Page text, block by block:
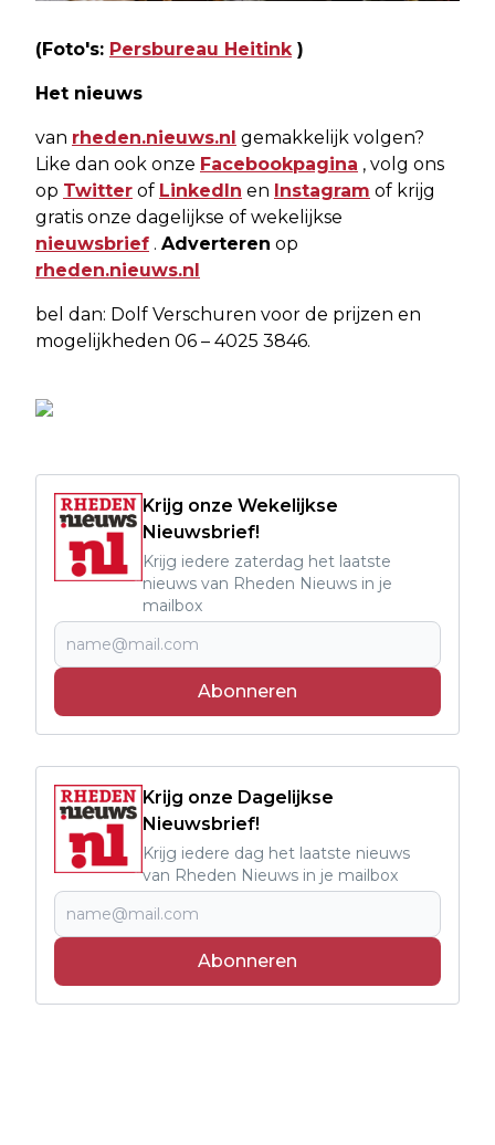
(Foto's: Persbureau Heitink)
Het nieuws
van rheden.nieuws.nl gemakkelijk volgen?
Like dan ook onze Facebookpagina , volg ons
op Twitter of LinkedIn en Instagram of krijg
gratis onze dagelijkse of wekelijkse
nieuwsbrief . Adverteren op
rheden.nieuws.nl
bel dan: Dolf Verschuren voor de prijzen en
mogelijkheden 06 – 4025 3846.
Krijg onze Wekelijkse
Nieuwsbrief!
Krijg iedere zaterdag het laatste
nieuws van Rheden Nieuws in je
mailbox
Abonneren
Krijg onze Dagelijkse
Nieuwsbrief!
Krijg iedere dag het laatste nieuws
van Rheden Nieuws in je mailbox
Abonneren